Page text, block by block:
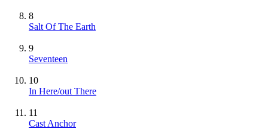
8
Salt Of The Earth
9
Seventeen
10
In Here/out There
11
Cast Anchor